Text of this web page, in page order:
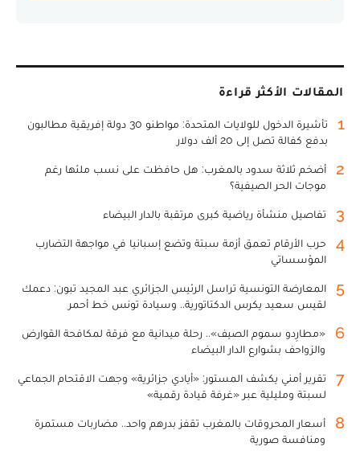
المقالات الأكثر قراءة
1
تأشيرة الدخول للولايات المتحدة: مواطنو 30 دولة إفريقية مطالبون
بدفع كفالة تصل إلى 20 ألف دولار
2
أضخم ثلاثة سدود بالمغرب: هل حافظت على نسب ملئها رغم
موجات الحر الصيفية؟
3 تفاصيل منشأة رياضية كبرى مرتقبة بالدار البيضاء
4
حرب الأرقام تعمق أزمة سبتة وتضع إسبانيا في مواجهة التضارب
المؤسساتي
5
المعارضة التونسية تراسل الرئيس الجزائري عبد المجيد تبون: دعمك
لقيس سعيد يكرس الدكتاتورية.. وسيادة تونس خط أحمر
6
«مطارِدو سموم الصيف».. رحلة ميدانية مع فرقة لمكافحة القوارض
والزواحف بشوارع الدار البيضاء
7
تقرير أمني يكشف المستور: «أيادي جزائرية» وجهت الاقتحام الجماعي
لسبتة ومليلية عبر «غرفة قيادة رقمية»
8
أسعار المحروقات بالمغرب تقفز بدرهم واحد.. مضاربات مستمرة
ومنافسة صورية